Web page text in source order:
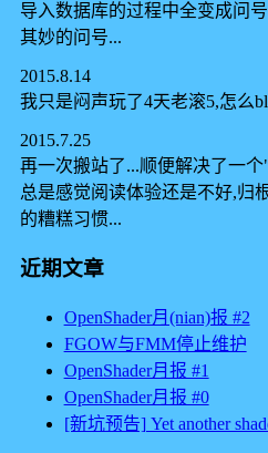
导入数据库的过程中全变成问
其妙的问号...
2015.8.14
我只是闷声玩了4天老滚5,怎么
2015.7.25
再一次搬站了...顺便解决了一
总是感觉阅读体验还是不好,归
的糟糕习惯...
近期文章
OpenShader月(nian)报 #2
FGOW与FMM停止维护
OpenShader月报 #1
OpenShader月报 #0
[新坑预告] Yet another